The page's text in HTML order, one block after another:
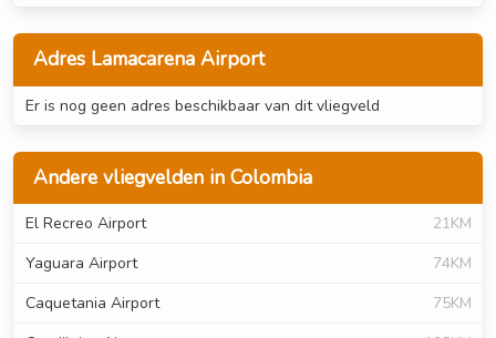
Adres Lamacarena Airport
Er is nog geen adres beschikbaar van dit vliegveld
Andere vliegvelden in Colombia
El Recreo Airport
21KM
Yaguara Airport
74KM
Caquetania Airport
75KM